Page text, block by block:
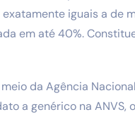
iguais a de
em até 40%.
da Agência
a genérico na ANVS,